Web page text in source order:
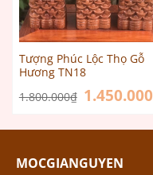
Tượng Phúc Lộc Thọ Gỗ
Hương TN18
1.800.000₫ Giá
gốc
1.450.000
MOCGIANGUYEN